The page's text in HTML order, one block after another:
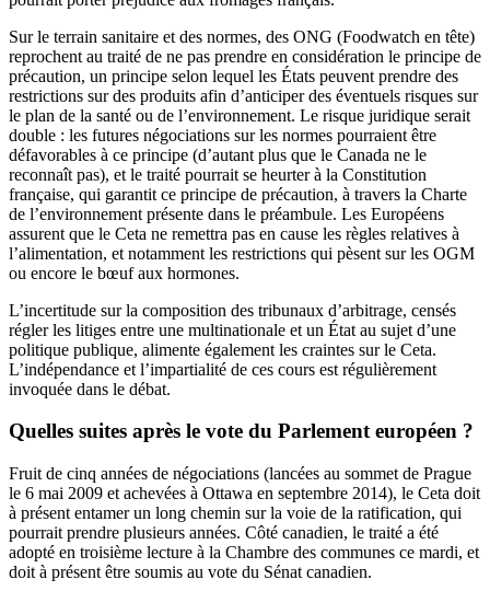
Sur le terrain sanitaire et des normes, des ONG (Foodwatch en tête)
reprochent au traité de ne pas prendre en considération le principe de
précaution, un principe selon lequel les États peuvent prendre des
restrictions sur des produits afin d’anticiper des éventuels risques sur
le plan de la santé ou de l’environnement. Le risque juridique serait
double : les futures négociations sur les normes pourraient être
défavorables à ce principe (d’autant plus que le Canada ne le
reconnaît pas), et le traité pourrait se heurter à la Constitution
française, qui garantit ce principe de précaution, à travers la Charte
de l’environnement présente dans le préambule. Les Européens
assurent que le Ceta ne remettra pas en cause les règles relatives à
l’alimentation, et notamment les restrictions qui pèsent sur les OGM
ou encore le bœuf aux hormones.
L’incertitude surla composition des tribunaux d’arbitrage, censés
régler les litiges entre une multinationale et un État au sujet d’une
politique publique, alimente également les craintes sur le Ceta.
L’indépendance et l’impartialité de ces cours est régulièrement
invoquée dans le débat.
Quelles suites après le vote du Parlement européen ?
Fruit de cinq années de négociations (lancées au sommet de Prague
le 6 mai 2009 et achevées à Ottawa en septembre 2014), le Ceta doit
à présent entamer un long chemin sur la voie de la ratification, qui
pourrait prendre plusieurs années. Côté canadien, le traité a été
adopté en troisième lecture à la Chambre des communes ce mardi, et
doit à présent être soumis au vote du Sénat canadien.